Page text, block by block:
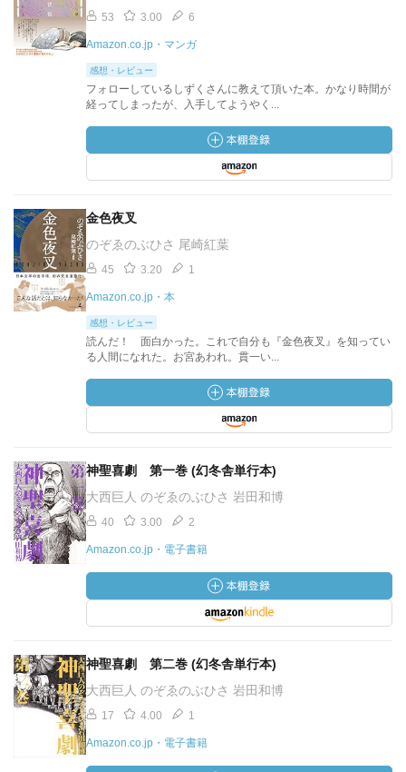
53 3.00 6
Amazon.co.jp・マンガ
感想・レビュー
フォローしているしずくさんに教えて頂いた本。かなり時間が
経ってしまったが、入手してようやく...
金色夜叉
のぞゑのぶひさ 尾崎紅葉
45 3.20 1
Amazon.co.jp・本
感想・レビュー
読んだ！ 面白かった。これで自分も『金色夜叉』を知ってい
る人間になれた。お宮あわれ。貫一い...
神聖喜劇 第一巻 (幻冬舎単行本)
大西巨人 のぞゑのぶひさ 岩田和博
40 3.00 2
Amazon.co.jp・電子書籍
神聖喜劇 第二巻 (幻冬舎単行本)
大西巨人 のぞゑのぶひさ 岩田和博
17 4.00 1
Amazon.co.jp・電子書籍